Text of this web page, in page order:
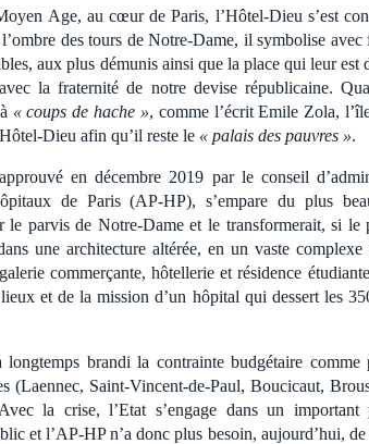
Age, au cœur de Paris, l’Hôtel-Dieu s’est
des tours de Notre-Dame, il symbolise avec
aux plus démunis ainsi que la place qui leur est
la fraternité de notre devise républicaine.
« coups de hache », comme l’écrit Emile Zola,
Dieu afin qu’il reste le « palais des pauvres ».
en décembre 2019 par le conseil
de Paris (AP-HP), s’empare du plus
le parvis de Notre-Dame et le transformerait, si le
une architecture altérée, en un vaste
commerçante, hôtellerie et résidence
et de la mission d’un hôpital qui dessert les
longtemps brandi la contrainte budgétaire comme
(Laennec, Saint-Vincent-de-Paul, Boucicaut,
la crise, l’Etat s’engage dans un
et l’AP-HP n’a donc plus besoin, aujourd’hui,